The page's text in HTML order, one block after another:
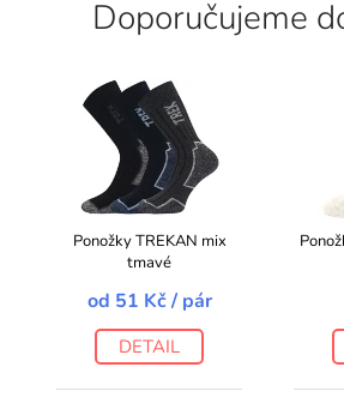
Doporučujeme
Ponožky TREKAN mix
tmavé
od 51 Kč/ pár
DETAIL